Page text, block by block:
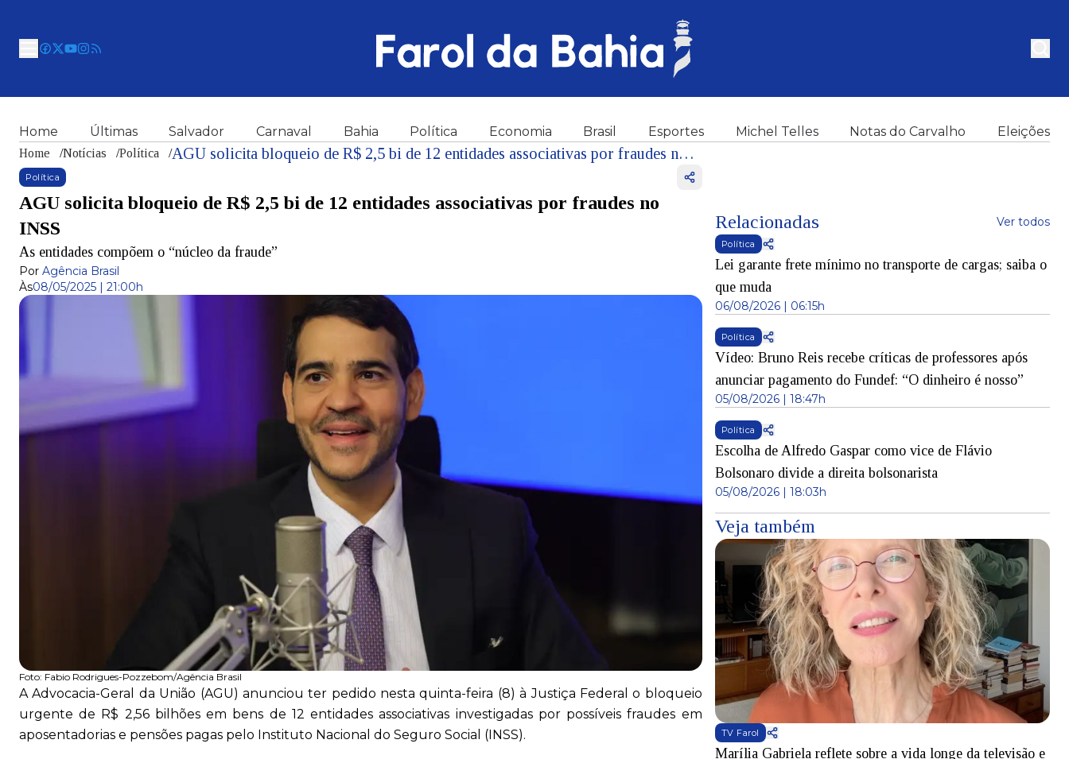
Home Últimas Salvador Carnaval Bahia Política Economia Brasil Esportes Michel Telles Notas do Carvalho Eleições
Home /Notícias /Política / AGU solicita bloqueio de R$ 2,5 bi de 12 entidades associativas por fraudes no INSS
Política
AGU solicita bloqueio de R$ 2,5 bi de 12 entidades associativas por fraudes no
INSS
As entidades compõem o “núcleo da fraude”
Por Agência Brasil
Às08/05/2025 | 21:00h
Foto: Fabio Rodrigues-Pozzebom/Agência Brasil
A Advocacia-Geral da União (AGU) anunciou ter pedido nesta quinta-feira (8) à Justiça Federal o bloqueio
urgente de R$ 2,56 bilhões em bens de 12 entidades associativas investigadas por possíveis fraudes em
aposentadorias e pensões pagas pelo Instituto Nacional do Seguro Social (INSS).
Relacionadas Ver todos
Política
Lei garante frete mínimo no transporte de cargas; saiba o
que muda
06/08/2026 | 06:15h
Política
Vídeo: Bruno Reis recebe críticas de professores após
anunciar pagamento do Fundef: “O dinheiro é nosso”
05/08/2026 | 18:47h
Política
Escolha de Alfredo Gaspar como vice de Flávio
Bolsonaro divide a direita bolsonarista
05/08/2026 | 18:03h
Veja também
TV Farol
Marília Gabriela reflete sobre a vida longe da televisão e